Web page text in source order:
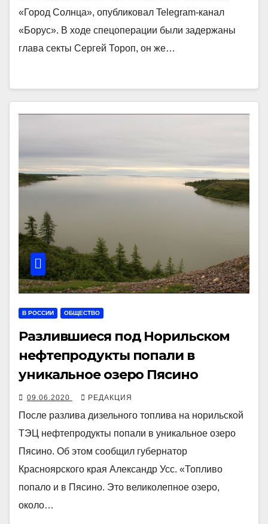
«Город Солнца», опубликовал Telegram-канал
«Борус». В ходе спецоперации были задержаны
глава секты Сергей Тороп, он же…
В РОССИИ ОБЩЕСТВО
Разлившиеся под Норильском
нефтепродукты попали в
уникальное озеро Пясино
09.06.2020 РЕДАКЦИЯ
После разлива дизельного топлива на норильской
ТЭЦ нефтепродукты попали в уникальное озеро
Пясино. Об этом сообщил губернатор
Красноярского края Александр Усс. «Топливо
попало и в Пясино. Это великолепное озеро,
около…